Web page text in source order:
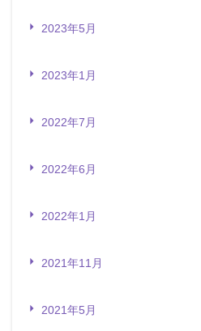
2023年5月
2023年1月
2022年7月
2022年6月
2022年1月
2021年11月
2021年5月